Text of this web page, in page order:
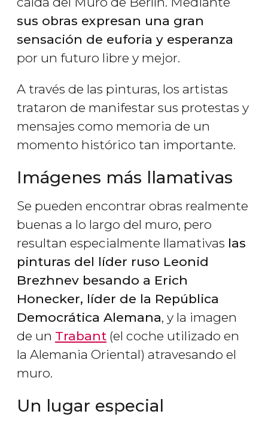
sus obras expresan una gran
sensación de euforia y esperanza
por un futuro libre y mejor.
A través de las pinturas, los artistas
trataron de manifestar sus protestas y
mensajes como memoria de un
momento histórico tan importante.
Imágenes más llamativas
Se pueden encontrar obras realmente
buenas a lo largo del muro, pero
resultan especialmente llamativas las
pinturas del líder ruso Leonid
Brezhnev besando a Erich
Honecker, líder de la República
Democrática Alemana, y la imagen
de un Trabant (el coche utilizado en
la Alemania Oriental) atravesando el
muro.
Un lugar especial